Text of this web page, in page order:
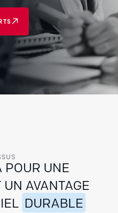
POUR UNE
UN AVANTAGE
DURABLE